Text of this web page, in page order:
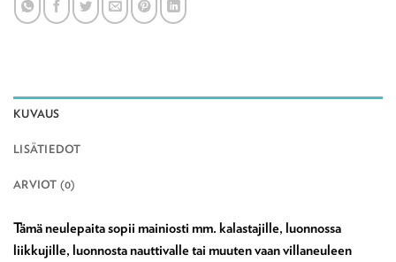
KUVAUS
LISÄTIEDOT
ARVIOT (0)
Tämä neulepaita sopii mainiosti mm. kalastajille, luonnossa
liikkujille, luonnosta nauttivalle tai muuten vaan villaneuleen